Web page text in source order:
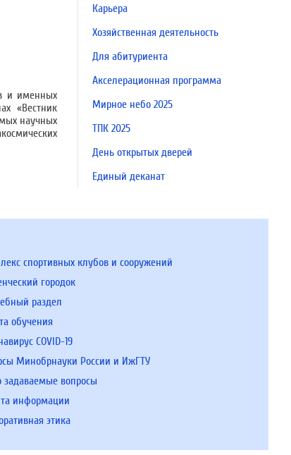
и именных
«Вестник
научных
Карьера
Хозяйственная деятельность
Для абитуриента
Акселерационная программа
Мирное небо 2025
ТПК 2025
День открытых дверей
Единый деканат
спортивных клубов и сооружений
городок
раздел
обучения
COVID-19
Минобрнауки России и ИжГТУ
задаваемые вопросы
информации
этика